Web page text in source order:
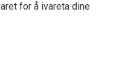
for å ivareta dine